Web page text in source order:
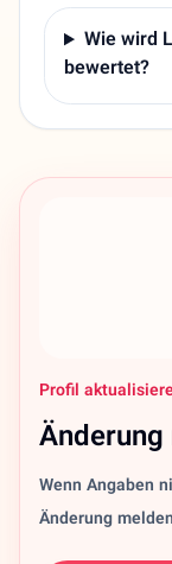
Wie wird
bewertet?
Profil
Wenn Angaben
Änderung